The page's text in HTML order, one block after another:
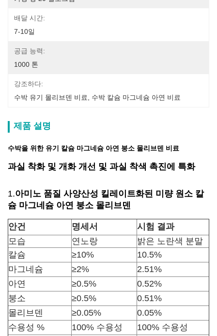
배달 시간:
7-10일
공급 능력:
1000 톤
강조하다:
수박 유기 몰리브덴 비료
수박 칼슘 마그네슘 아연 비료
제품 설명
수박을 위한 유기 칼슘 마그네슘 아연 붕소 몰리브덴 비료
과실 착화 및 개화 개선 및 과실 착색 촉진에 특화
1.아미노 품질 사양산성 킬레이트화된 미량 원소 칼
슘 마그네슘 아연 붕소 몰리브덴
안건 명세서
시험 결과
모습
연노랑
밝은 노란색 분말
칼슘
≥10%
10.5%
마그네슘
≥2%
2.51%
아연
≥0.5%
0.52%
붕소
≥0.5%
0.51%
몰리브덴
≥0.05%
0.05%
수용성 %
100% 수용성
100% 수용성